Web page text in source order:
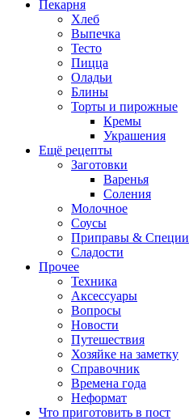
Пекарня
Хлеб
Выпечка
Тесто
Пицца
Оладьи
Блины
Торты и пирожные
Кремы
Украшения
Ещё рецепты
Заготовки
Варенья
Соления
Молочное
Соусы
Приправы & Специи
Сладости
Прочее
Техника
Аксессуары
Вопросы
Новости
Путешествия
Хозяйке на заметку
Справочник
Времена года
Неформат
Что приготовить в пост